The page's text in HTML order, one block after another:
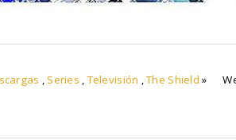
, Series ,Televisión ,The Shield »